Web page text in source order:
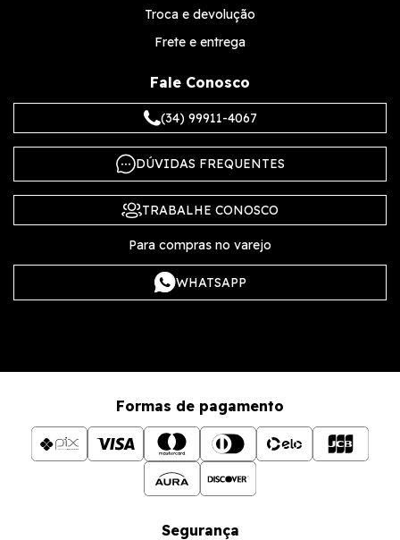
Troca e devolução
Frete e entrega
Fale Conosco
(34) 99911-4067
DÚVIDAS FREQUENTES
TRABALHE CONOSCO
Para compras no varejo
WHATSAPP
Formas de pagamento
Segurança